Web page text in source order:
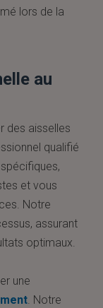
lors de la
au
des aisselles
qualifié
et vous
Notre
assurant
optimaux.
une
. Notre